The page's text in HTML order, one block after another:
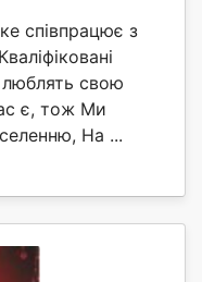
співпрацює з
люблять свою
є, тож Ми
На ...